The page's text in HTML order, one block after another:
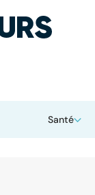
Santé